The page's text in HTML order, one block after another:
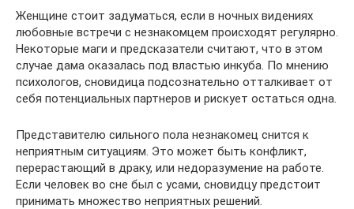
Женщине стоит задуматься, если в ночных видениях
любовные встречи с незнакомцем происходят регулярно.
Некоторые маги и предсказатели считают, что в этом
случае дама оказалась под властью инкуба. По мнению
психологов, сновидица подсознательно отталкивает от
себя потенциальных партнеров и рискует остаться одна.
Представителю сильного пола незнакомец снится к
неприятным ситуациям. Это может быть конфликт,
перерастающий в драку, или недоразумение на работе.
Если человек во сне был с усами, сновидцу предстоит
принимать множество неприятных решений.